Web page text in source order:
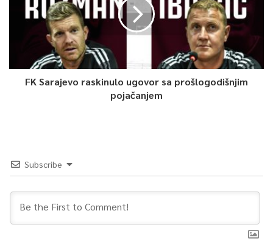
FK Sarajevo raskinulo ugovor sa prošlogodišnjim
pojačanjem
Subscribe